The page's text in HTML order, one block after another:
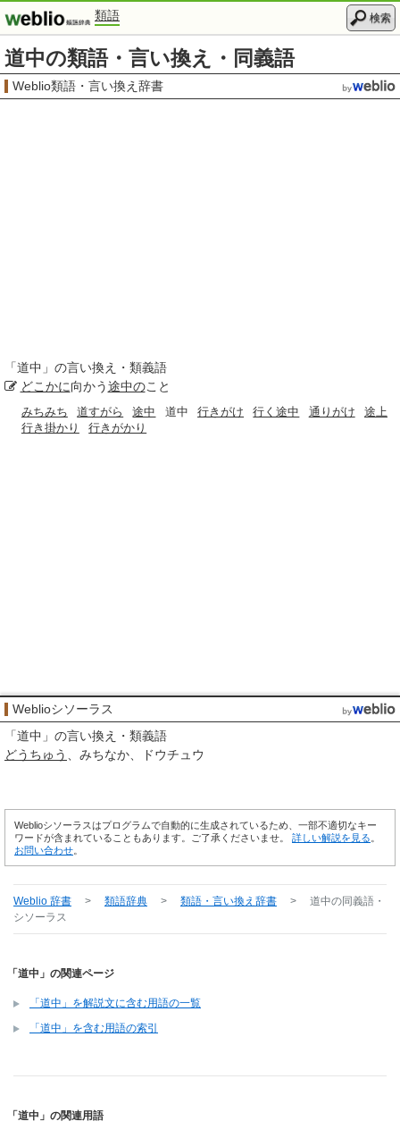
類語 検索
道中の類語・言い換え・同義語
Weblio類語・言い換え辞書
「道中 」の言い換え・類義語
どこかに向かう途中のこと
みちみち 道すがら 途中 道中 行きがけ 行く途中 通りがけ
途上
行き掛かり
行きがかり
Weblioシソーラス
「道中 」の言い換え・類義語
どうちゅう
みちなか ドウチュウ
Weblioシソーラスはプログラムで自動的に生成されているため、一部不適切なキー
ワードが含まれていることもあります。ご了承くださいませ。 詳しい解説を見る。
お問い合わせ。
Weblio 辞書 > 類語辞典 > 類語・言い換え辞書 > 道中の同義語・
シソーラス
「道中」の関連ページ
「道中」を解説文に含む用語の一覧
「道中」を含む用語の索引
「道中」の関連用語